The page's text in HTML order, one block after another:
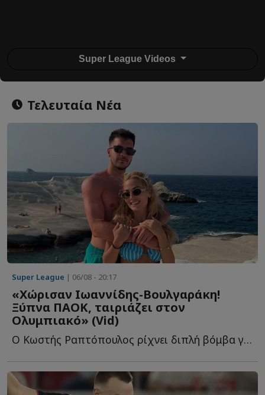
Super League Videos
Τελευταία Νέα
Super League | 06/08 - 20:17
«Χώρισαν Ιωαννίδης-Βουλγαράκη!
Ξύπνα ΠΑΟΚ, ταιριάζει στον
Ολυμπιακό» (Vid)
Ο Κωστής Ραπτόπουλος ρίχνει διπλή βόμβα για τον Φώτη Ι...